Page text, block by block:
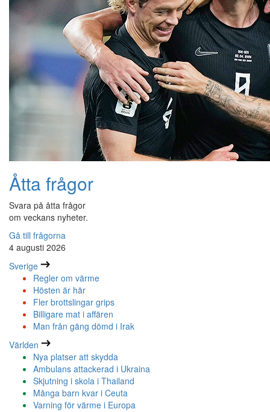
Åtta frågor
Svara på åtta frågor
om veckans nyheter.
Gå till frågorna
4 augusti 2026
Sverige
Regler om värme
Hösten är här
Fler brottslingar grips
Billigare mat i affären
Man från gäng dömd i Irak
Världen
Nya platser att skydda
Ambulans attackerad i Ukraina
Skjutning i skola i Thailand
Många barn kvar i Ceuta
Varning för värme i Europa